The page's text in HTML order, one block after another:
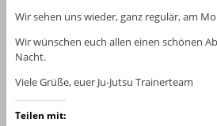
Wir sehen uns wieder, ganz regulär, am
Wir wünschen euch allen einen schönen
Nacht.
Viele Grüße, euer Ju-Jutsu Trainerteam
Teilen mit: